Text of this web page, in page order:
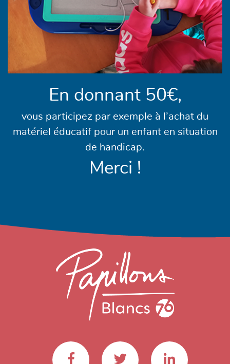
En donnant 50€,
vous participez par exemple à l’achat du
matériel éducatif pour un enfant en situation
de handicap.
Merci !